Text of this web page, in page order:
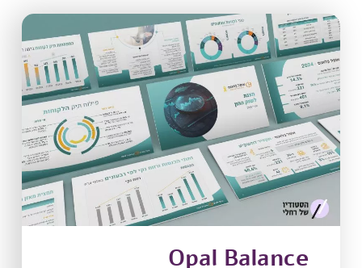
Opal Balance